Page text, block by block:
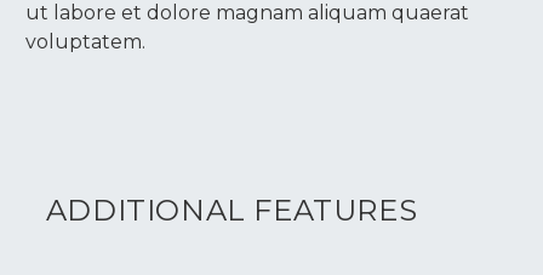
ut labore et dolore magnam aliquam quaerat
voluptatem.
ADDITIONAL FEATURES